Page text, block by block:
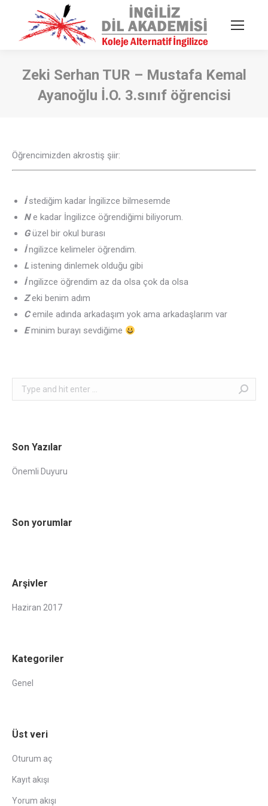
Zeki Serhan TUR – Mustafa Kemal
Ayanoğlu İ.O. 3.sınıf öğrencisi
Öğrencimizden akrostiş şiir:
İstediğim kadar İngilizce bilmesemde
Ne kadar İngilizce öğrendiğimi biliyorum.
Güzel bir okul burası
İngilizce kelimeler öğrendim.
L istening dinlemek olduğu gibi
İngilizce öğrendim az da olsa çok da olsa
Zeki benim adım
Cemile adında arkadaşım yok ama arkadaşlarım var
Eminim burayı sevdiğime
Search:
Son Yazılar
Önemli Duyuru
Son yorumlar
Arşivler
Haziran 2017
Kategoriler
Genel
Üst veri
Oturum aç
Kayıt akışı
Yorum akışı